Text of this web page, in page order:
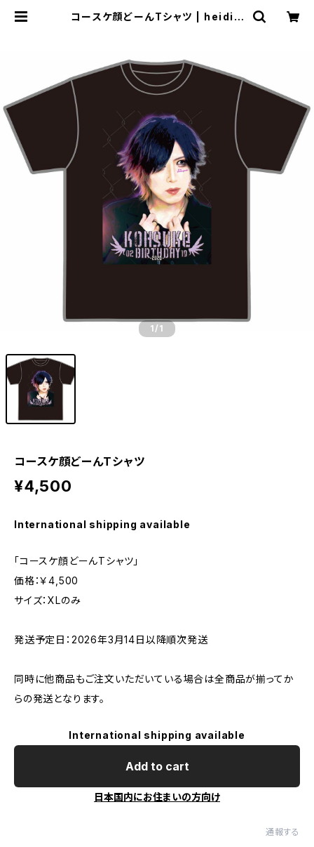
コースケ顔どーんTシャツ | heidiw
1 /1
コースケ顔どーんTシャツ
¥4,500
International shipping available
「コースケ顔どーんTシャツ」
価格：￥4,500
サイズ：XLのみ
発送予定日：2026年3月14日以降順次発送
同時に他商品もご注文いただいている場合は全商品が揃ってか
らの発送となります。
International shipping available
Add to cart
日本国内にお住まいの方向け
通報する